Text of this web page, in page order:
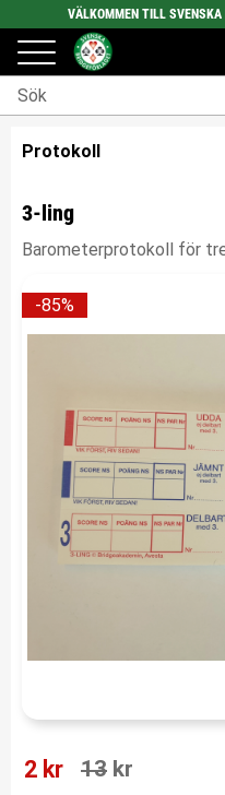
Meny
VÄLKOMMEN TILL
Protokoll
3-ling
Barometerprotokoll för
85%
Nedsatt pris:
2 kr Ordinarie pris:
13 kr